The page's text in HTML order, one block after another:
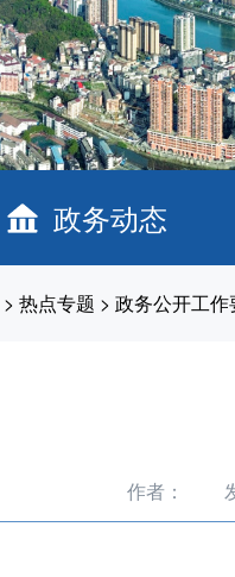
政务动态
> 热点专题 > 政务公开工作
作者：